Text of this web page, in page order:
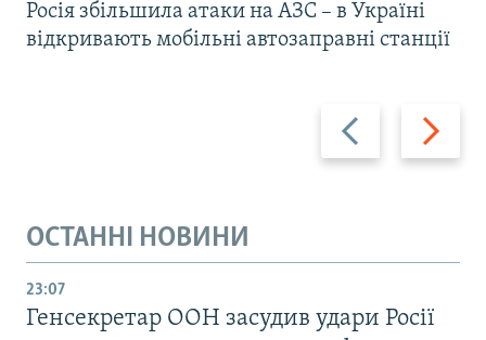
Назад Вперед
Росія збільшила атаки на АЗС – в Україні
відкривають мобільні автозаправні станції
ОСТАННІ НОВИНИ
23:07
Генсекретар ООН засудив удари Росії